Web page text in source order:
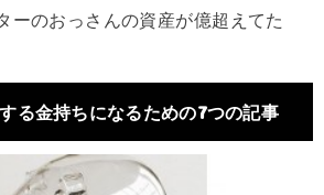
ーのおっさんの資産が億超えてた
る金持ちになるための7つの記事